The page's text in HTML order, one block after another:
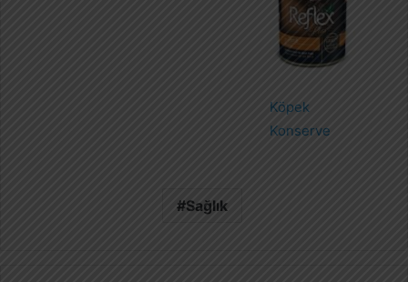
Köpek
Konserve
Sağlık